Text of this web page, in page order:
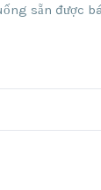
sẵn được